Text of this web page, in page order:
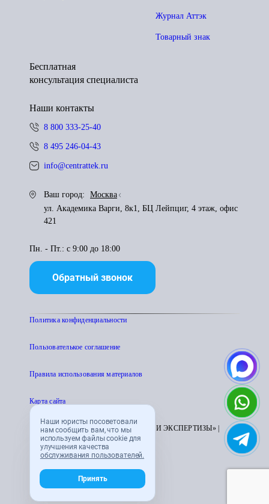
Наши юристы посоветовали
нам сообщить вам, что мы
используем файлы cookie для
улучшения качества
обслуживания пользователей.
Принять
Журнал Аттэк
Товарный знак
Бесплатная
консультация специалиста
Наши контакты
8 800 333-25-40
8 495 246-04-43
info@centrattek.ru
Ваш город:
Москва
ул. Академика Варги, 8к1, БЦ Лейпциг, 4 этаж, офис
421
Пн. - Пт.: с 9:00 до 18:00
Обратный звонок
Политика конфиденциальности
Пользователькое соглашение
Правила использования материалов
Карта сайта
© 1995 - 2026 «ЦЕНТР АТТЕСТАЦИИ И ЭКСПЕРТИЗЫ» |
CENTRATTEK.RU